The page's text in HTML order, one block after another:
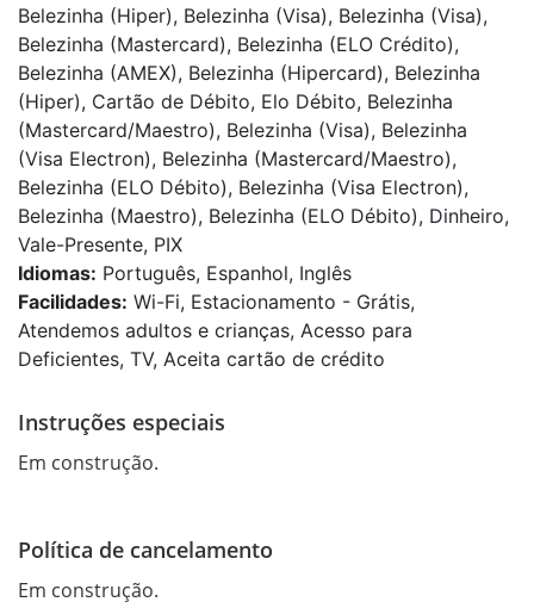
Belezinha (Hiper), Belezinha (Visa), Belezinha (Visa),
Belezinha (Mastercard), Belezinha (ELO Crédito),
Belezinha (AMEX), Belezinha (Hipercard), Belezinha
(Hiper), Cartão de Débito, Elo Débito, Belezinha
(Mastercard/Maestro), Belezinha (Visa), Belezinha
(Visa Electron), Belezinha (Mastercard/Maestro),
Belezinha (ELO Débito), Belezinha (Visa Electron),
Belezinha (Maestro), Belezinha (ELO Débito), Dinheiro,
Vale-Presente, PIX
Idiomas: Português, Espanhol, Inglês
Facilidades: Wi-Fi, Estacionamento - Grátis,
Atendemos adultos e crianças, Acesso para
Deficientes, TV, Aceita cartão de crédito
Instruções especiais
Em construção.
Política de cancelamento
Em construção.